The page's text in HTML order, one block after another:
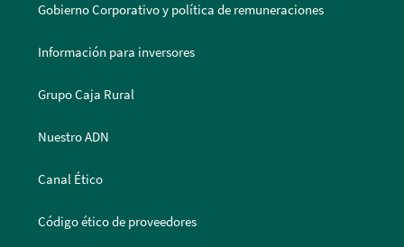
Gobierno Corporativo y política de remuneraciones
Información para inversores
Grupo Caja Rural
Nuestro ADN
Canal Ético
Código ético de proveedores